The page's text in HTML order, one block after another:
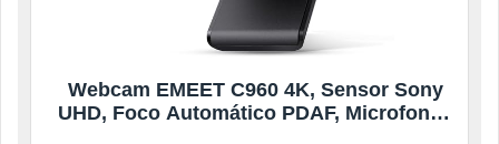
Webcam EMEET C960 4K, Sensor Sony
UHD, Foco Automático PDAF, Microfones